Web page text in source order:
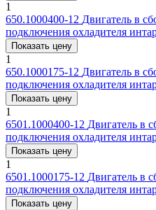
1
650.1000400-12 Двигатель в
подключения охладителя
Показать цену
1
650.1000175-12 Двигатель в
подключения охладителя
Показать цену
1
6501.1000400-12 Двигатель в
подключения охладителя
Показать цену
1
6501.1000175-12 Двигатель в
подключения охладителя
Показать цену